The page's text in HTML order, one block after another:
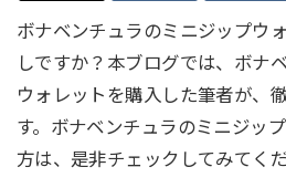
ボナベンチュラのミニジップウ
しですか？本ブログでは、ボナ
ウォレットを購入した筆者が、
す。ボナベンチュラのミニジッ
方は、是非チェックしてみてくだ